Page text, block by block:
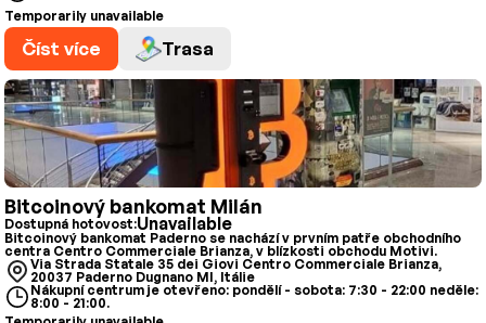
Temporarily unavailable
Číst více Trasa
Bitcoinový bankomat Milán
Dostupná hotovost:Unavailable
Bitcoinový bankomat Paderno se nachází v prvním patře obchodního
centra Centro Commerciale Brianza, v blízkosti obchodu Motivi.
Via Strada Statale 35 dei Giovi Centro Commerciale Brianza,
20037 Paderno Dugnano MI, Itálie
Nákupní centrum je otevřeno: pondělí - sobota: 7:30 - 22:00 neděle:
8:00 - 21:00.